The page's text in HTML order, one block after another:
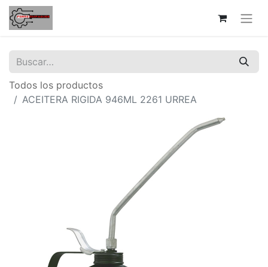
Todos los productos
ACEITERA RIGIDA 946ML 2261 URREA